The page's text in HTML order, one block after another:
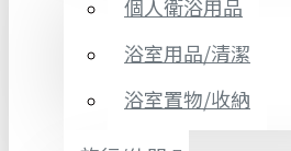
個人衛浴用品
浴室用品/清潔
浴室置物/收納